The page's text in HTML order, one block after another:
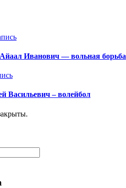
Иванович — вольная борьба
Васильевич – волейбол